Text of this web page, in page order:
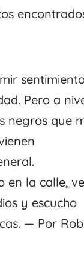
Pero a
negros que
en la calle,
y escucho
— Por